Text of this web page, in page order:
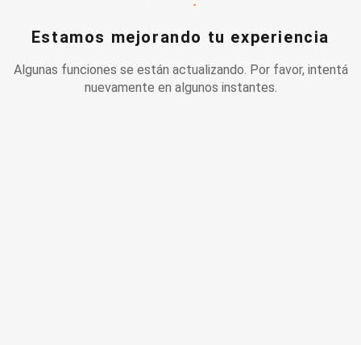
Estamos mejorando tu experiencia
Algunas funciones se están actualizando. Por favor, intentá
nuevamente en algunos instantes.